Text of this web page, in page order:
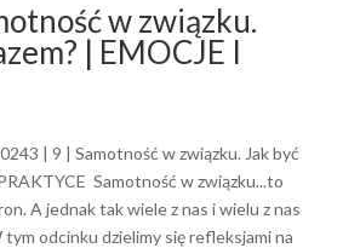
w związku.
| EMOCJE I
| 9 | Samotność w związku. Jak być
Samotność w związku...to
A jednak tak wiele z nas i wielu z nas
tym odcinku dzielimy się refleksjami na